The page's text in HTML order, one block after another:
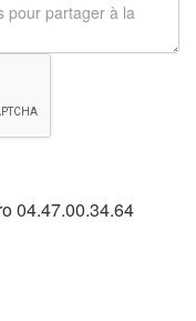
04.47.00.34.64